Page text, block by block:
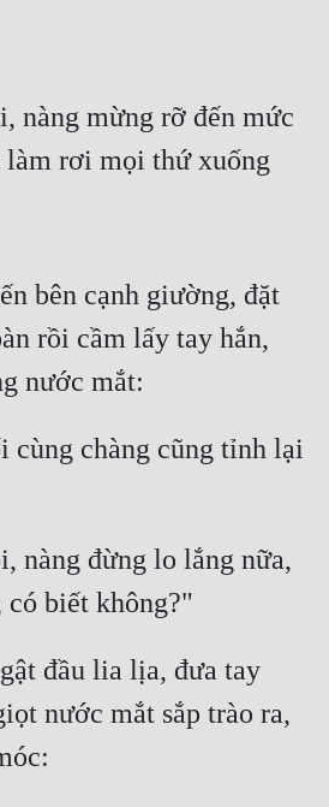
nàng mừng rỡ đến mức
làm rơi mọi thứ xuống
bên cạnh giường, đặt
rồi cầm lấy tay hắn,
nước mắt:
cùng chàng cũng tỉnh lại
nàng đừng lo lắng nữa,
có biết không?"
đầu lia lịa, đưa tay
nước mắt sắp trào ra,